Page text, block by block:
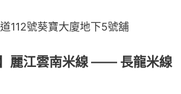
112號葵寶大廈地下5號舖
麗江雲南米線 —— 長龍米線